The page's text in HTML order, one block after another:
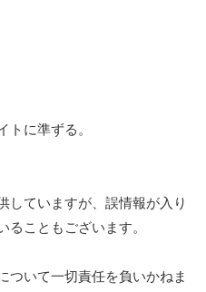
トに準ずる。
していますが、誤情報が入り
ることもございます。
ついて一切責任を負いかねま